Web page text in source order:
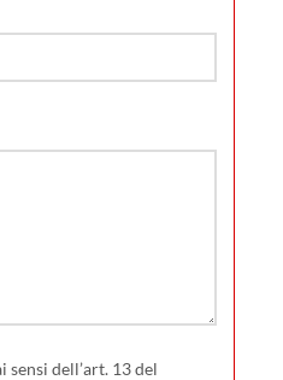
dell’art. 13 del